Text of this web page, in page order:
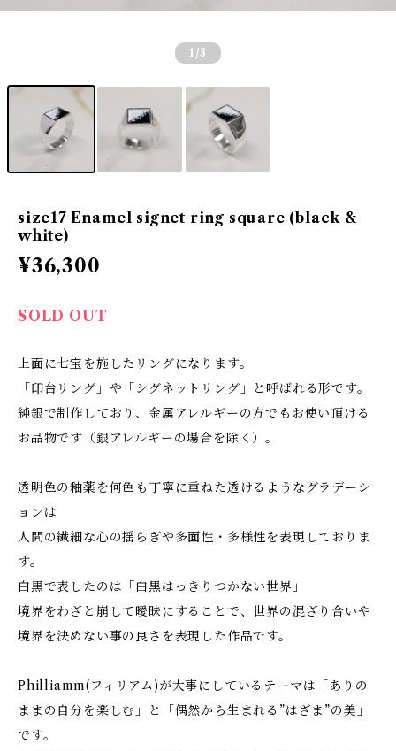
1 /3
size17 Enamel signet ring square (black &
white)
¥36,300
SOLD OUT
上面に七宝を施したリングになります。
「印台リング」や「シグネットリング」と呼ばれる形です。
純銀で制作しており、金属アレルギーの方でもお使い頂ける
お品物です（銀アレルギーの場合を除く）。
透明色の釉薬を何色も丁寧に重ねた透けるようなグラデーシ
ョンは
人間の繊細な心の揺らぎや多面性・多様性を表現しておりま
す。
白黒で表したのは「白黒はっきりつかない世界」
境界をわざと崩して曖昧にすることで、世界の混ざり合いや
境界を決めない事の良さを表現した作品です。
Philliamm(フィリアム)が大事にしているテーマは「ありの
ままの自分を楽しむ」と「偶然から生まれる”はざま”の美」
です。